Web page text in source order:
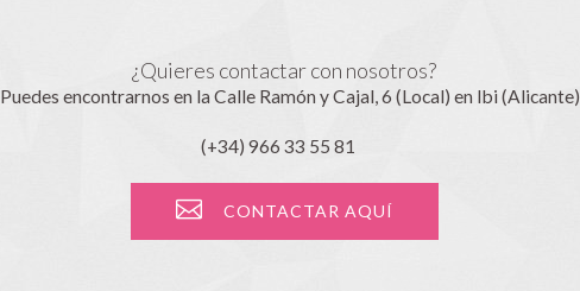
¿Quieres contactar con nosotros?
Puedes encontrarnos en la Calle Ramón y Cajal, 6 (Local) en Ibi (Alicante)
(+34) 966 33 55 81
CONTACTAR AQUÍ